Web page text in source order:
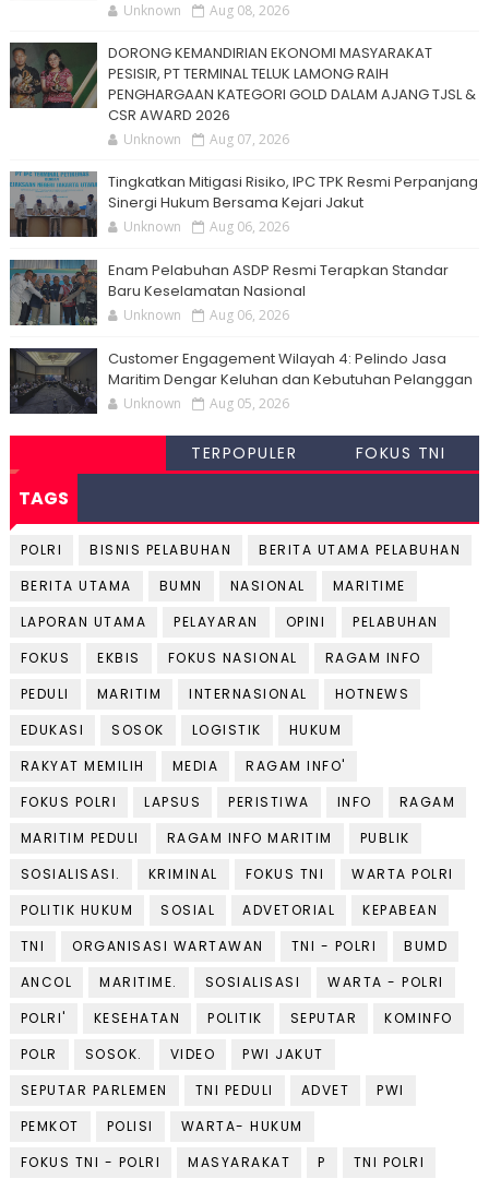
Unknown Aug 08, 2026
DORONG KEMANDIRIAN EKONOMI MASYARAKAT
PESISIR, PT TERMINAL TELUK LAMONG RAIH
PENGHARGAAN KATEGORI GOLD DALAM AJANG TJSL &
CSR AWARD 2026
Unknown Aug 07, 2026
Tingkatkan Mitigasi Risiko, IPC TPK Resmi Perpanjang
Sinergi Hukum Bersama Kejari Jakut
Unknown Aug 06, 2026
Enam Pelabuhan ASDP Resmi Terapkan Standar
Baru Keselamatan Nasional
Unknown Aug 06, 2026
Customer Engagement Wilayah 4: Pelindo Jasa
Maritim Dengar Keluhan dan Kebutuhan Pelanggan
Unknown Aug 05, 2026
TERPOPULER FOKUS TNI
TAGS
POLRI BISNIS PELABUHAN
BERITA UTAMA PELABUHAN
BERITA UTAMA
BUMN NASIONAL
MARITIME
LAPORAN UTAMA
PELAYARAN OPINI
PELABUHAN
FOKUS
EKBIS FOKUS NASIONAL
RAGAM INFO
PEDULI
MARITIM INTERNASIONAL
HOTNEWS
EDUKASI
SOSOK LOGISTIK
HUKUM
RAKYAT MEMILIH
MEDIA
RAGAM INFO'
FOKUS POLRI
LAPSUS PERISTIWA INFO
RAGAM
MARITIM PEDULI
RAGAM INFO MARITIM
PUBLIK
SOSIALISASI.
KRIMINAL FOKUS TNI
WARTA POLRI
POLITIK HUKUM
SOSIAL ADVETORIAL
KEPABEAN
TNI
ORGANISASI WARTAWAN TNI - POLRI
BUMD
ANCOL
MARITIME. SOSIALISASI
WARTA - POLRI
POLRI'
KESEHATAN POLITIK SEPUTAR
KOMINFO
POLR
SOSOK. VIDEO
PWI JAKUT
SEPUTAR PARLEMEN
TNI PEDULI ADVET
PWI
PEMKOT
POLISI
WARTA- HUKUM
FOKUS TNI - POLRI
MASYARAKAT P
TNI POLRI